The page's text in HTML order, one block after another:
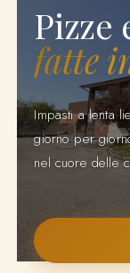
Pizze
fatte
Impasti a lenta
giorno per
nel cuore delle